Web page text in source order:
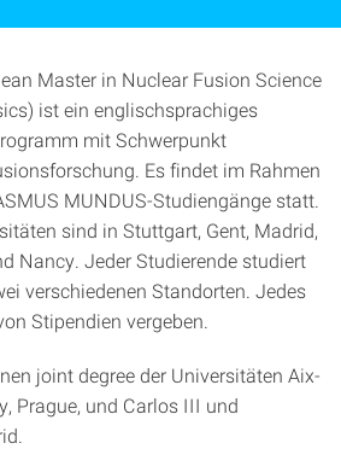
Master in Nuclear Fusion Science
ist ein englischsprachiges
mit Schwerpunkt
Es findet im Rahmen
MUNDUS-Studiengänge statt.
sind in Stuttgart, Gent, Madrid,
Nancy. Jeder Studierende studiert
verschiedenen Standorten. Jedes
Stipendien vergeben.
joint degree der Universitäten Aix-
Prague, und Carlos III und